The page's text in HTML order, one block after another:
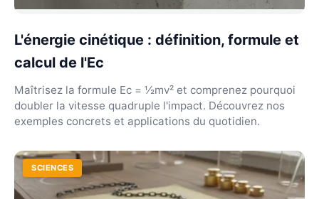
L'énergie cinétique : définition, formule et
calcul de l'Ec
Maîtrisez la formule Ec = ½mv² et comprenez pourquoi
doubler la vitesse quadruple l'impact. Découvrez nos
exemples concrets et applications du quotidien.
SCIENCES